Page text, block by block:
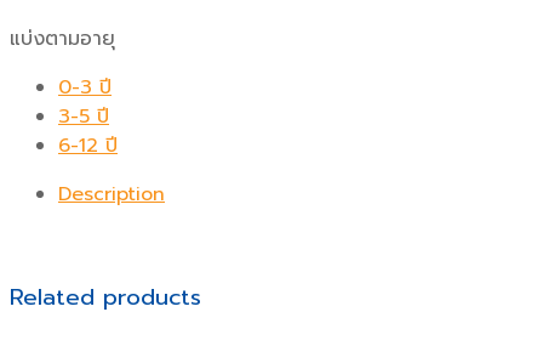
แบ่งตามอายุ
0-3 ปี
3-5 ปี
6-12 ปี
Description
Related products